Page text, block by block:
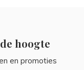
hoogte
en promoties